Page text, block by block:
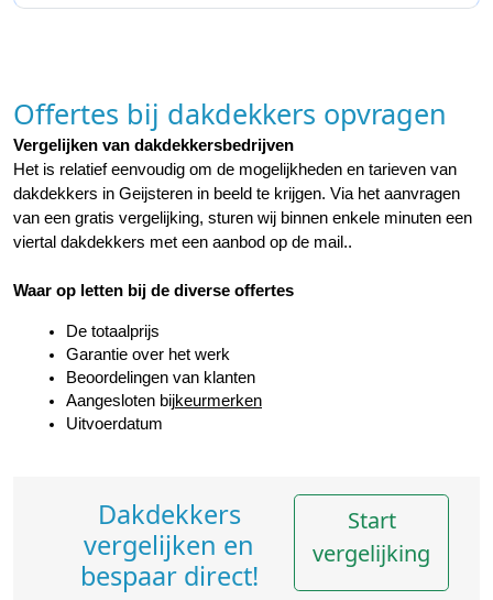
Offertes bij dakdekkers opvragen
Vergelijken van dakdekkersbedrijven
Het is relatief eenvoudig om de mogelijkheden en tarieven van
dakdekkers in Geijsteren in beeld te krijgen. Via het aanvragen
van een gratis vergelijking, sturen wij binnen enkele minuten een
viertal dakdekkers met een aanbod op de mail..
Waar op letten bij de diverse offertes
De totaalprijs
Garantie over het werk
Beoordelingen van klanten
Aangesloten bijkeurmerken
Uitvoerdatum
Dakdekkers
vergelijken en
bespaar direct!
Start
vergelijking